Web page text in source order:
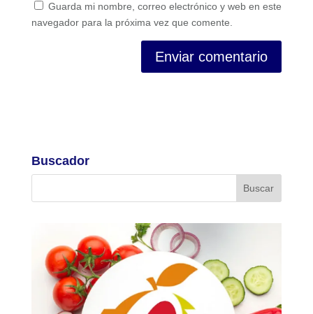
Guarda mi nombre, correo electrónico y web en este
navegador para la próxima vez que comente.
Buscador